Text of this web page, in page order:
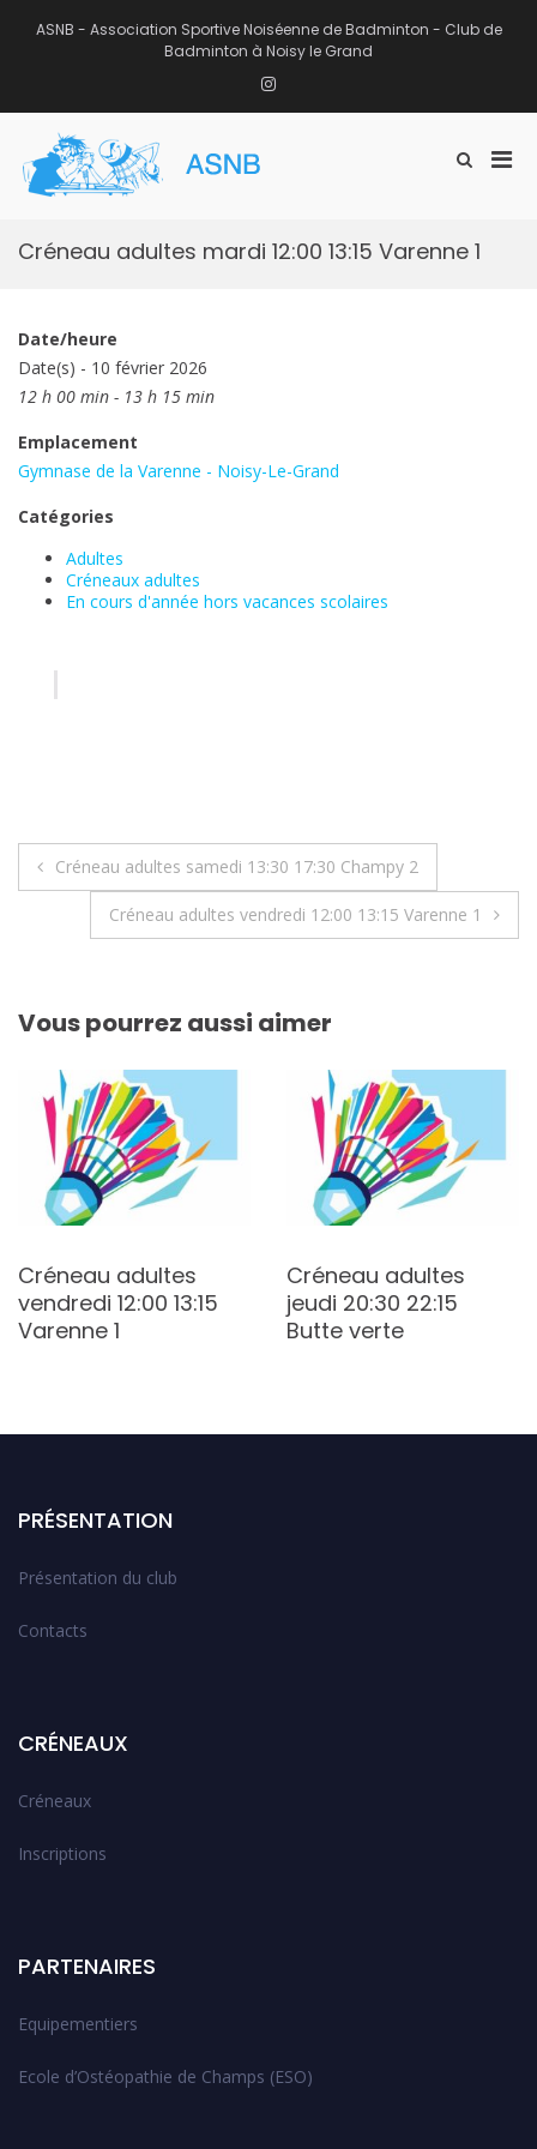
ASNB - Association Sportive Noiséenne de Badminton - Club de
Badminton à Noisy le Grand
Instagram
Afficher
recherche
Créneau adultes mardi 12:00 13:15 Varenne 1
Date/heure
Date(s) - 10 février 2026
12 h 00 min - 13 h 15 min
Emplacement
Gymnase de la Varenne - Noisy-Le-Grand
Catégories
Adultes
Créneaux adultes
En cours d'année hors vacances scolaires
Navigation
Créneau adultes samedi 13:30 17:30 Champy 2
Créneau adultes vendredi 12:00 13:15 Varenne 1
Vous pourrez aussi aimer
Créneau adultes
vendredi 12:00 13:15
Varenne 1
Créneau adultes
jeudi 20:30 22:15
Butte verte
PRÉSENTATION
Présentation du club
Contacts
CRÉNEAUX
Créneaux
Inscriptions
PARTENAIRES
Equipementiers
Ecole d’Ostéopathie de Champs (ESO)